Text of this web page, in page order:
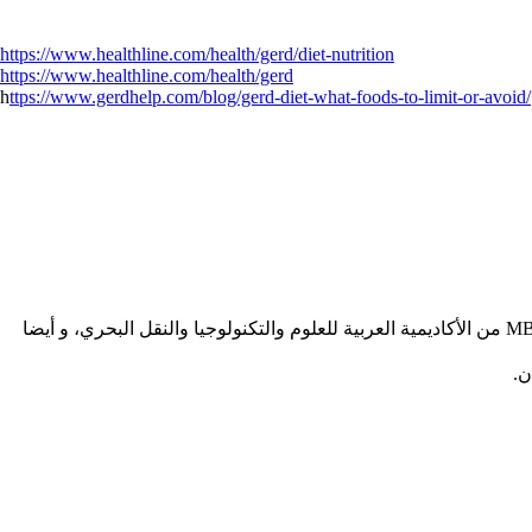
https://www.healthline.com/health/gerd/diet-nutrition
https://www.healthline.com/health/gerd
https://www.gerdhelp.com/blog/gerd-diet-what-foods-to-limit-or-avoid/
استشارية طب الفم والأسنان بالإدارة الطبية بجامعة حلوان، حاصلةعلى ماجستير علاج الجذور من جامعة القاهرة و ماجستير ادارة الأعمال MBA من الأكاديمية العربية للعلوم والتكنولوجيا والنقل البحري، و أيضا